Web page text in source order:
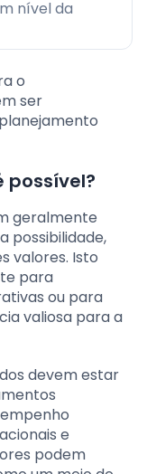
nível da
o
ser
possível?
geralmente
possibilidade,
valores. Isto
para
ou para
valiosa para a
devem estar
e
podem